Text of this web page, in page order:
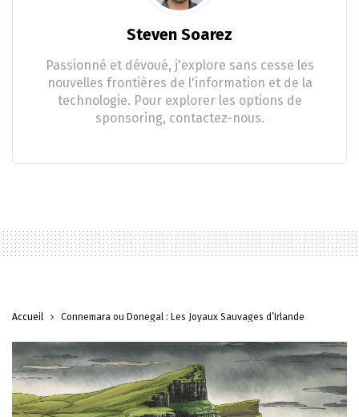
Steven Soarez
Passionné et dévoué, j'explore sans cesse les
nouvelles frontières de l'information et de la
technologie. Pour explorer les options de
sponsoring, contactez-nous.
Accueil Connemara ou Donegal : Les Joyaux Sauvages d’Irlande